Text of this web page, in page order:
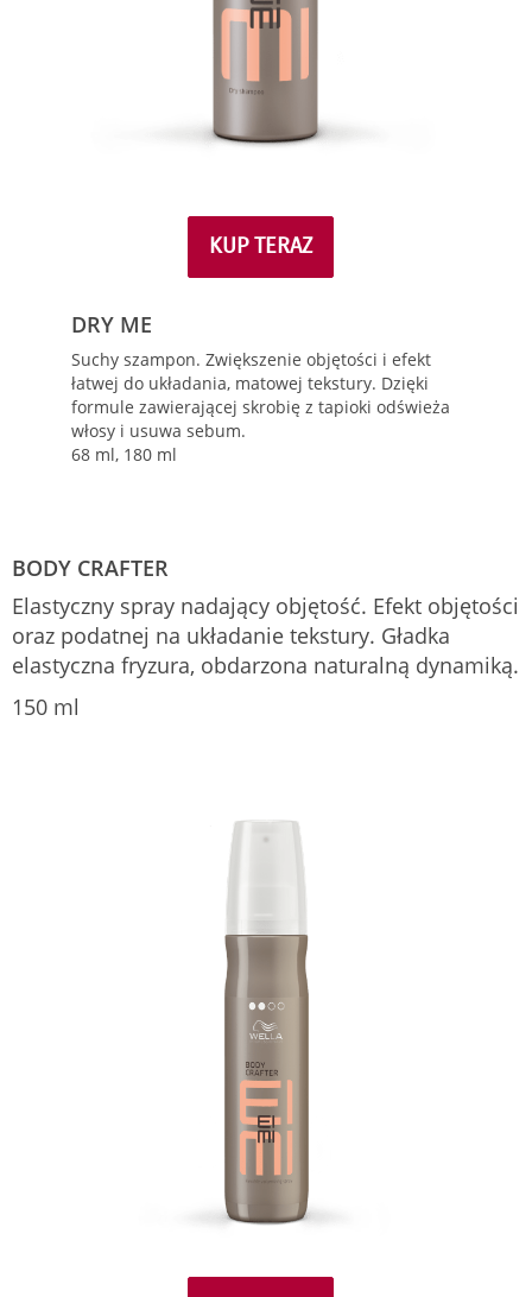
KUP TERAZ
DRY ME
Suchy szampon. Zwiększenie objętości i efekt
łatwej do układania, matowej tekstury. Dzięki
formule zawierającej skrobię z tapioki odświeża
włosy i usuwa sebum.
68 ml, 180 ml
BODY CRAFTER
Elastyczny spray nadający objętość. Efekt objętości
oraz podatnej na układanie tekstury. Gładka
elastyczna fryzura, obdarzona naturalną dynamiką.
150 ml